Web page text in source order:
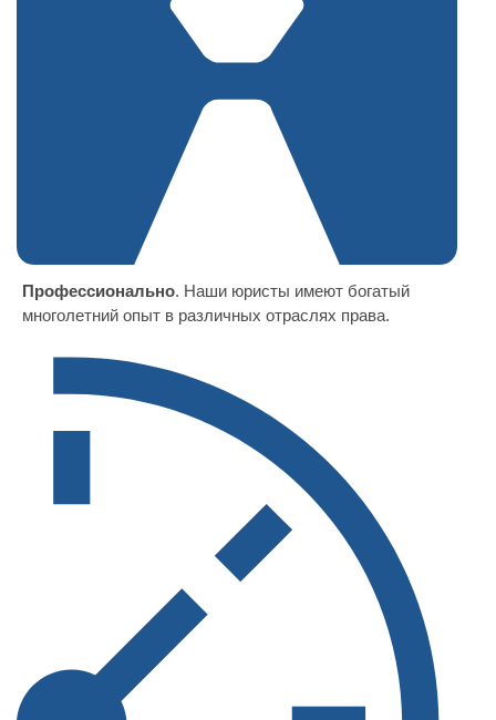
Профессионально. Наши юристы имеют богатый
многолетний опыт в различных отраслях права.